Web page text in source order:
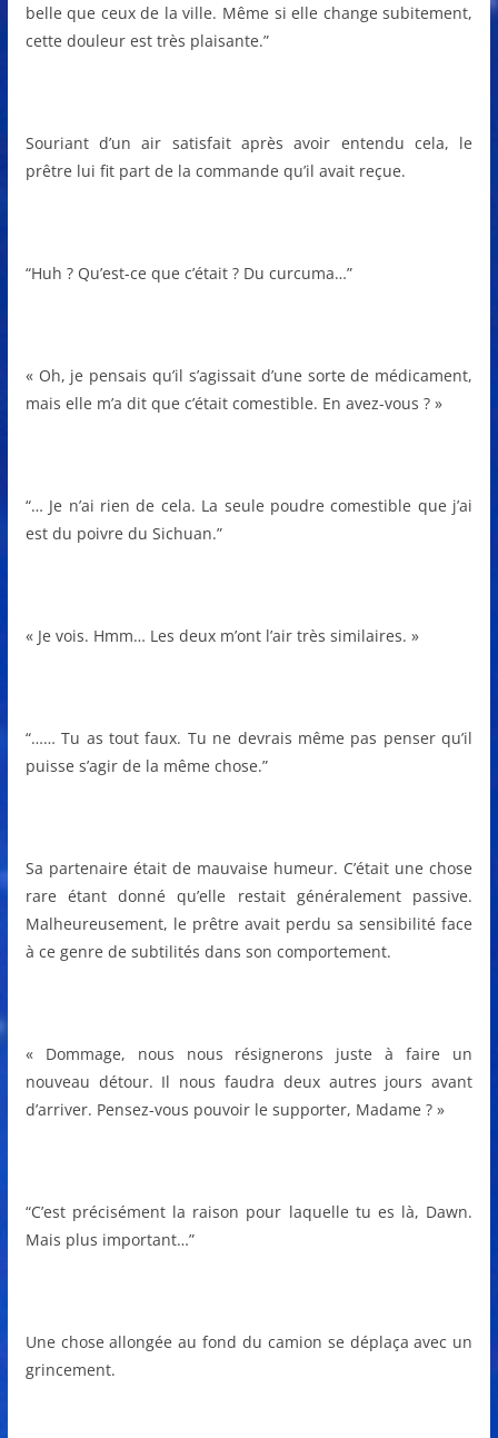
belle que ceux de la ville. Même si elle change subitement,
cette douleur est très plaisante.”
Souriant d’un air satisfait après avoir entendu cela, le
prêtre lui fit part de la commande qu’il avait reçue.
“Huh ? Qu’est-ce que c’était ? Du curcuma…”
« Oh, je pensais qu’il s’agissait d’une sorte de médicament,
mais elle m’a dit que c’était comestible. En avez-vous ? »
“… Je n’ai rien de cela. La seule poudre comestible que j’ai
est du poivre du Sichuan.”
« Je vois. Hmm… Les deux m’ont l’air très similaires. »
“…… Tu as tout faux. Tu ne devrais même pas penser qu’il
puisse s’agir de la même chose.”
Sa partenaire était de mauvaise humeur. C’était une chose
rare étant donné qu’elle restait généralement passive.
Malheureusement, le prêtre avait perdu sa sensibilité face
à ce genre de subtilités dans son comportement.
« Dommage, nous nous résignerons juste à faire un
nouveau détour. Il nous faudra deux autres jours avant
d’arriver. Pensez-vous pouvoir le supporter, Madame ? »
“C’est précisément la raison pour laquelle tu es là, Dawn.
Mais plus important…”
Une chose allongée au fond du camion se déplaça avec un
grincement.